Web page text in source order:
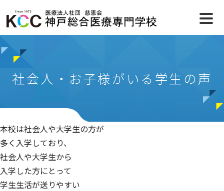
社会人・お子様がいる学生の声
本校は社会人や大学生の方が
多く入学しており、
社会人や大学生から
入学した方にとって
学生生活が送りやすい